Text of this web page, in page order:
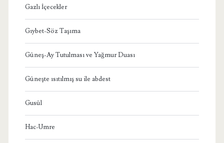
Gazlı İçecekler
Gıybet-Söz Taşıma
Güneş-Ay Tutulması ve Yağmur Duası
Güneşte ısıtılmış su ile abdest
Gusül
Hac-Umre